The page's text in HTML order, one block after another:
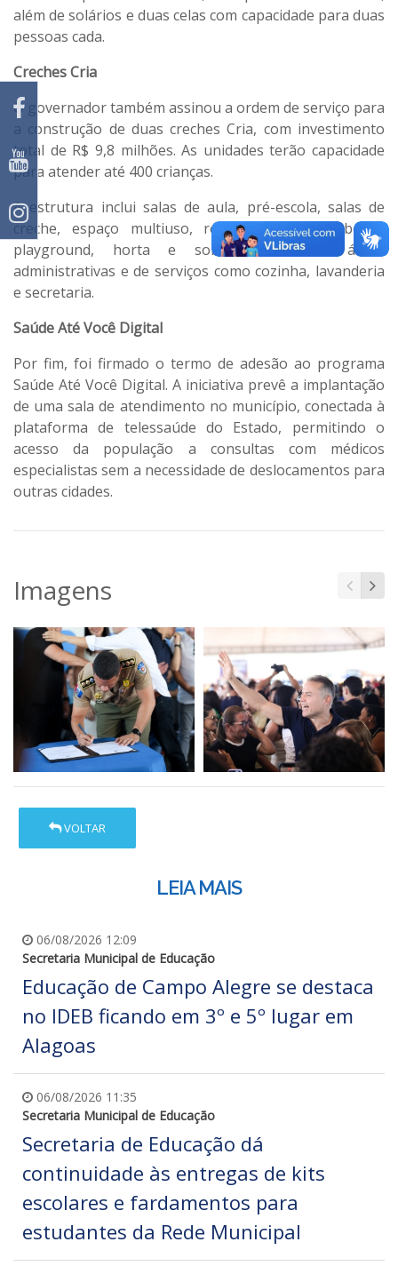
além de solários e duas celas com capacidade para duas
pessoas cada.
Creches Cria
O governador também assinou a ordem de serviço para
a construção de duas creches Cria, com investimento
total de R$ 9,8 milhões. As unidades terão capacidade
para atender até 400 crianças.
A estrutura inclui salas de aula, pré-escola, salas de
creche, espaço multiuso, refeitório, pátio coberto,
playground, horta e solário, além de áreas
administrativas e de serviços como cozinha, lavanderia
e secretaria.
Saúde Até Você Digital
Por fim, foi firmado o termo de adesão ao programa
Saúde Até Você Digital. A iniciativa prevê a implantação
de uma sala de atendimento no município, conectada à
plataforma de telessaúde do Estado, permitindo o
acesso da população a consultas com médicos
especialistas sem a necessidade de deslocamentos para
outras cidades.
Imagens
VOLTAR
LEIA MAIS
06/08/2026 12:09
Secretaria Municipal de Educação
Educação de Campo Alegre se destaca
no IDEB ficando em 3º e 5º lugar em
Alagoas
06/08/2026 11:35
Secretaria Municipal de Educação
Secretaria de Educação dá
continuidade às entregas de kits
escolares e fardamentos para
estudantes da Rede Municipal